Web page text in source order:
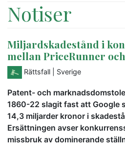
Notiser
Miljardskadestånd i
mellan PriceRunner
Rättsfall | Sverige
Patent- och
1860-22 slagit fast att Google
14,3 miljarder kronor i
Ersättningen avser
missbruk av dominerande